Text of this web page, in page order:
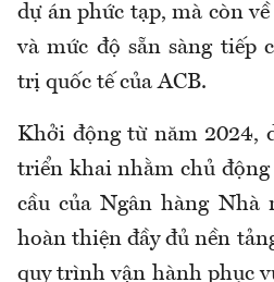
dự án phức tạp, mà còn
và mức độ sẵn sàng tiếp
trị quốc tế của ACB.
Khởi động từ năm 2024,
triển khai nhằm chủ
cầu của Ngân hàng Nhà
hoàn thiện đầy đủ nền
quy trình vận hành phục